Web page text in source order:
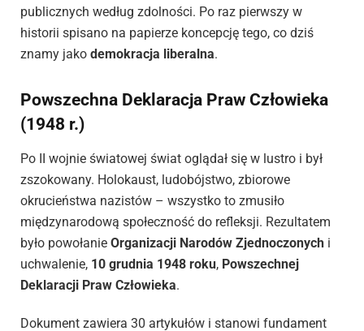
publicznych według zdolności. Po raz pierwszy w
historii spisano na papierze koncepcję tego, co dziś
znamy jako demokracja liberalna.
Powszechna Deklaracja Praw Człowieka
(1948 r.)
Po II wojnie światowej świat oglądał się w lustro i był
zszokowany. Holokaust, ludobójstwo, zbiorowe
okrucieństwa nazistów – wszystko to zmusiło
międzynarodową społeczność do refleksji. Rezultatem
było powołanie Organizacji Narodów Zjednoczonych i
uchwalenie, 10 grudnia 1948 roku, Powszechnej
Deklaracji Praw Człowieka.
Dokument zawiera 30 artykułów i stanowi fundament